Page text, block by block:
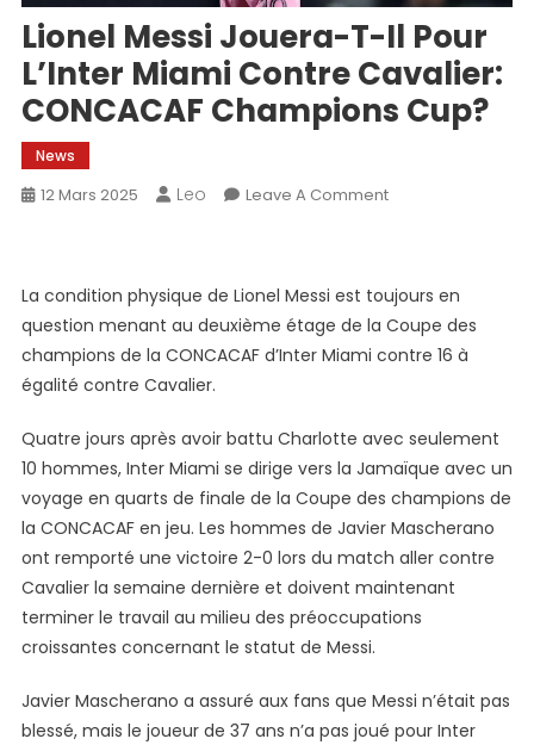
Lionel Messi Jouera-T-Il Pour
L’Inter Miami Contre Cavalier:
CONCACAF Champions Cup?
News
12 Mars 2025 Leo Leave A CommentOn
T-
Il
Pour
Contre
Cavalier:
CONCACAF
Champions
Cup?
La condition physique de Lionel Messi est toujours en
question menant au deuxième étage de la Coupe des
champions de la CONCACAF d’Inter Miami contre 16 à
égalité contre Cavalier.
Quatre jours après avoir battu Charlotte avec seulement
10 hommes, Inter Miami se dirige vers la Jamaïque avec un
voyage en quarts de finale de la Coupe des champions de
la CONCACAF en jeu. Les hommes de Javier Mascherano
ont remporté une victoire 2-0 lors du match aller contre
Cavalier la semaine dernière et doivent maintenant
terminer le travail au milieu des préoccupations
croissantes concernant le statut de Messi.
Javier Mascherano a assuré aux fans que Messi n’était pas
blessé, mais le joueur de 37 ans n’a pas joué pour Inter